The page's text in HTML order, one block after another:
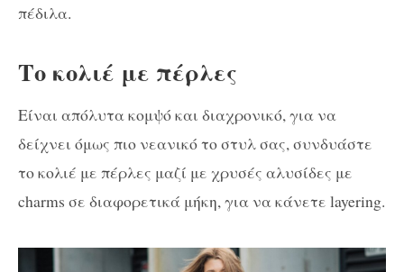
πέδιλα.
Το κολιέ με πέρλες
Είναι απόλυτα κομψό και διαχρονικό, για να
δείχνει όμως πιο νεανικό το στυλ σας, συνδυάστε
το κολιέ με πέρλες μαζί με χρυσές αλυσίδες με
charms σε διαφορετικά μήκη, για να κάνετε layering.